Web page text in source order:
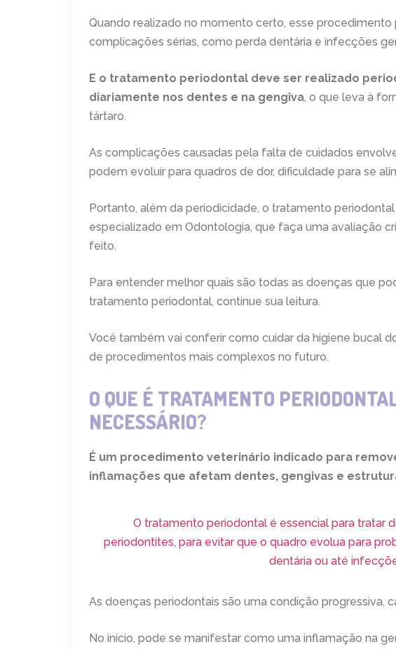
Quando realizado no momento certo, esse
complicações sérias, como perda dentária e infecções
E o tratamento periodontal deve ser realizado
diariamente nos dentes e na gengiva, o que leva à
tártaro.
As complicações causadas pela falta de cuidados
podem evoluir para quadros de dor, dificuldade para se
Portanto, além da periodicidade, o tratamento
especializado em Odontologia, que faça uma avaliação
feito.
Para entender melhor quais são todas as doenças que
tratamento periodontal, continue sua leitura.
Você também vai conferir como cuidar da higiene bucal
de procedimentos mais complexos no futuro.
O QUE É TRATAMENTO
NECESSÁRIO?
É um procedimento veterinário indicado para
inflamações que afetam dentes, gengivas e
O tratamento periodontal é essencial para tratar
periodontites, para evitar que o quadro evolua para
dentária ou até
As doenças periodontais são uma condição progressiva,
No início, pode se manifestar como uma inflamação na